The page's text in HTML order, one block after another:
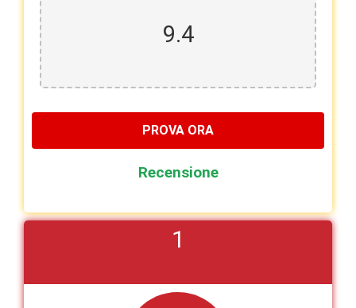
9.4
PROVA ORA
Recensione
1